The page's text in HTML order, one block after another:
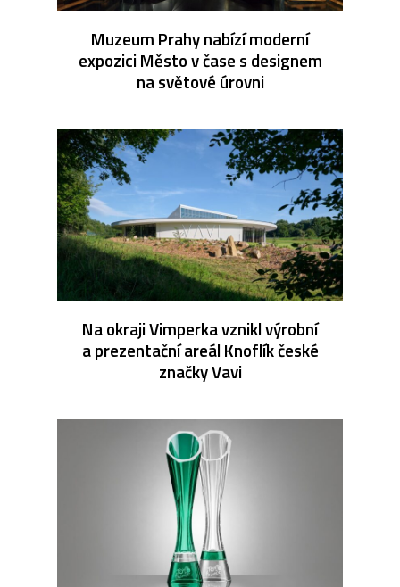
Muzeum Prahy nabízí moderní
expozici Město v čase s designem
na světové úrovni
Na okraji Vimperka vznikl výrobní
a prezentační areál Knoflík české
značky Vavi